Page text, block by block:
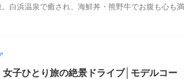
白浜温泉で癒され、海鮮丼・熊野牛でお腹も心も満
女子ひとり旅の絶景ドライブ│モデルコー